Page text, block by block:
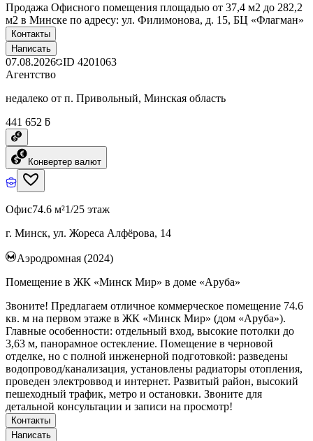
Продажа Офисного помещения площадью от 37,4 м2 до 282,2
м2 в Минске по адресу: ул. Филимонова, д. 15, БЦ «Флагман»
Контакты
Написать
07.08.2026 ID 4201063
Агентство
недалеко от п. Привольный, Минская область
441 652 ƃ
Конвертер валют
Офис74.6 м²1/25 этаж
г. Минск, ул. Жореса Алфёрова, 14
Аэродромная (2024)
Помещение в ЖК «Минск Мир» в доме «Аруба»
Звоните! Предлагаем отличное коммерческое помещение 74.6
кв. м на первом этаже в ЖК «Минск Мир» (дом «Аруба»).
Главные особенности: отдельный вход, высокие потолки до
3,63 м, панорамное остекление. Помещение в черновой
отделке, но с полной инженерной подготовкой: разведены
водопровод/канализация, установлены радиаторы отопления,
проведен электроввод и интернет. Развитый район, высокий
пешеходный трафик, метро и остановки. Звоните для
детальной консультации и записи на просмотр!
Контакты
Написать